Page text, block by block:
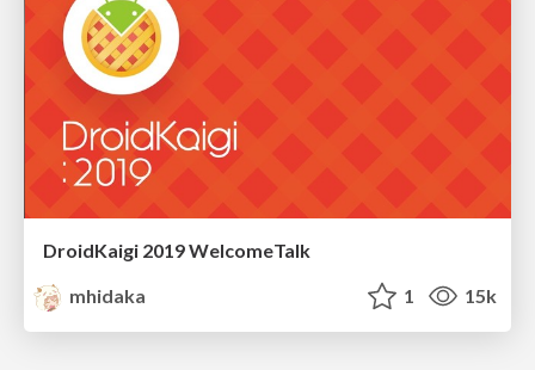
DroidKaigi 2019 WelcomeTalk
mhidaka
1 15k